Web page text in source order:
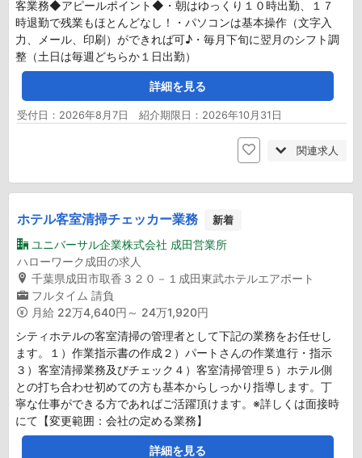
客業務◆アピールポイント◆・朝はゆっくり１０時出勤、１７
時退勤で残業もほとんどなし！・パソコンは基本操作（文字入
力、メール、印刷）ができれば可♪・毎月下旬に翌月のシフト調
整（土日は毎週どちらか１日出勤）
詳細を見る
受付日：2026年8月7日 紹介期限日：2026年10月31日
関連求人
ホテル客室清掃チェッカー業務 新着
ユニバーサル企業株式会社 成田営業所
ハローワーク成田の求人
千葉県成田市取香３２０－１成田東武ホテルエアポート
フルタイム 請負
月給 22万4,640円～ 24万1,920円
シティホテルの客室清掃の管理者として下記の業務をお任せし
ます。１）作業指示書の作成２）パートさんの作業進行・指示
３）客室清掃業務及びチェック４）客室清掃管理５）ホテル側
との打ち合わせ初めての方も基本からしっかり指導します。丁
寧な仕事ができる方であればご活躍頂けます。※詳しくは面接時
にて【変更範囲：会社の定める業務】
詳細を見る